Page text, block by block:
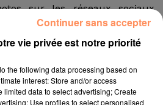
sur les réseaux sociaux,
de film, les spectateurs ont
et ne tenaient plus en
cette mauvaise expérience et
vite.
vie privée est notre priorité
the following data processing based on
interest: Store and/or access
limited data to select advertising; Create
Use profiles to select personalised
Continuer sans accepter